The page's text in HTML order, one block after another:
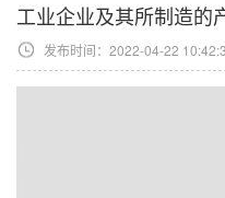
工业企业及其所制造的
发布时间：2022-04-22